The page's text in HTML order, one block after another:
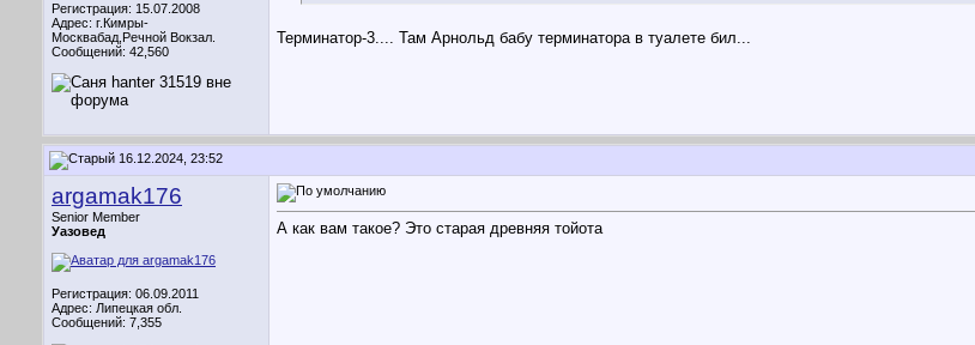
Регистрация: 15.07.2008
Адрес: г.Кимры-
Москвабад,Речной Вокзал.
Сообщений: 42,560
Терминатор-3.... Там Арнольд бабу терминатора в туалете бил...
16.12.2024, 23:52
argamak176
Senior Member
Уазовед
Регистрация: 06.09.2011
Адрес: Липецкая обл.
Сообщений: 7,355
А как вам такое? Это старая древняя тойота